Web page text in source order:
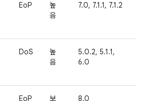
EoP
높
음
7.0, 7.1.1, 7.1.2
DoS
높
음
5.0.2, 5.1.1,
6.0
EoP
보
8.0